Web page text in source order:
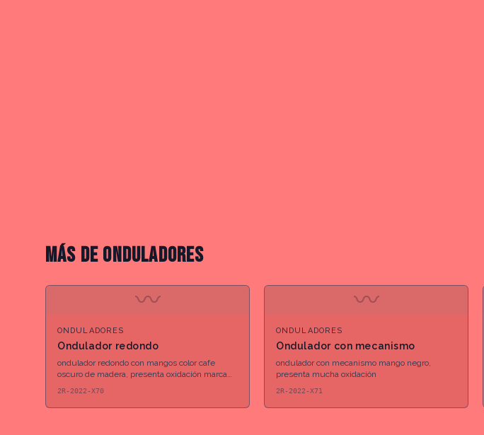
MÁS DEONDULADORES
〰
ONDULADORES
Ondulador redondo
ondulador redondo con mangos color cafe
oscuro de madera, presenta oxidación marca
2R-2022-X70
〰
ONDULADORES
Ondulador con mecanismo
ondulador con mecanismo mango negro,
presenta mucha oxidación
2R-2022-X71